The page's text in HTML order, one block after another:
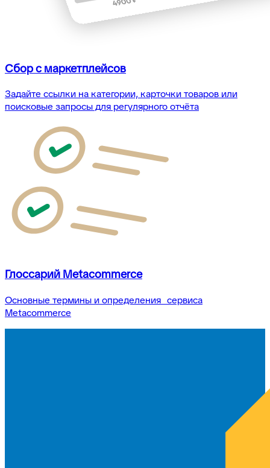
Сбор с маркетплейсов
Задайте ссылки на категории, карточки товаров или
поисковые запросы для регулярного отчёта
Глоссарий Metacommerce
Основные термины и определения сервиса
Metacommerce